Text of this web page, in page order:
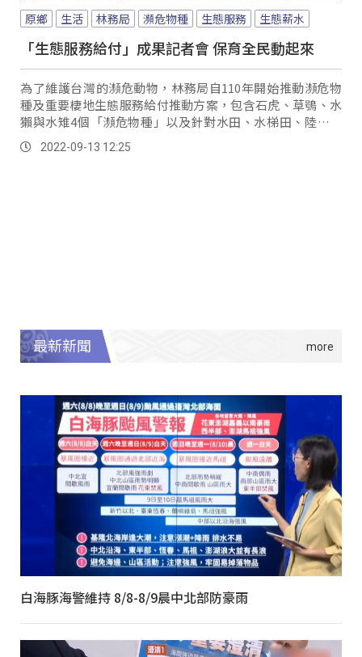
原鄉 生活 林務局 瀕危物種 生態服務 生態薪水
「生態服務給付」成果記者會 保育全民動起來
為了維護台灣的瀕危動物，林務局自110年開始推動瀕危物
種及重要棲地生態服務給付推動方案，包含石虎、草鴞、水
獺與水雉4個「瀕危物種」以及針對水田、水梯田、陸上魚
塭、私有保安林4個「重要棲地」的兩大給付標的。
2022-09-13 12:25
最新新聞
白海豚海警維持 8/8-8/9晨中北部防豪雨